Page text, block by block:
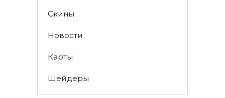
Скины
Новости
Карты
Шейдеры